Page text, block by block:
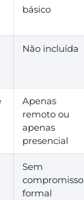
básico
Não incluída
Apenas
remoto ou
apenas
presencial
Sem
compromisso
formal